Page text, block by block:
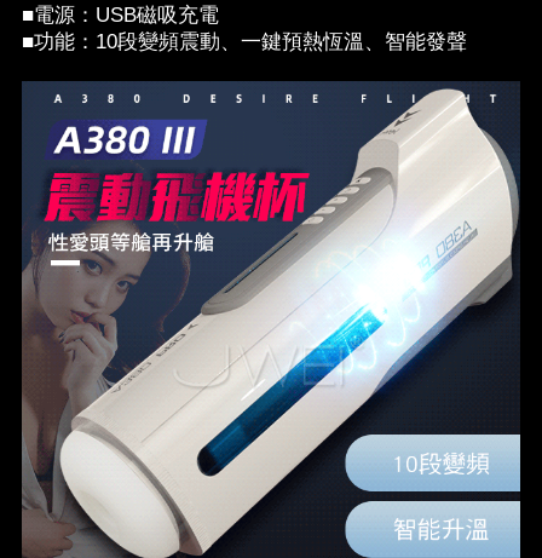
■電源：USB磁吸充電
■功能：10段變頻震動、一鍵預熱恆溫、智能發聲